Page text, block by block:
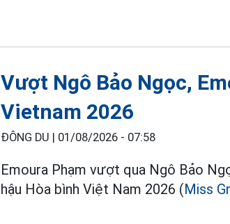
Vượt Ngô Bảo Ngọc,
Vietnam 2026
ĐÔNG DU | 01/08/2026 - 07:58
Emoura Phạm vượt qua Ngô Bảo
hậu Hòa bình Việt Nam 2026 (Miss